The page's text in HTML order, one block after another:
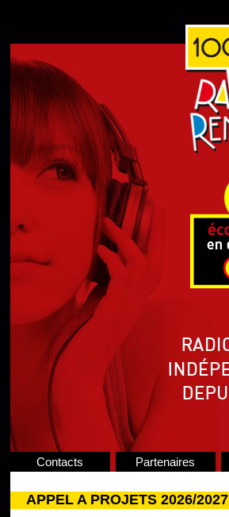
Contacts Partenaires
APPEL A PROJETS 2026/2027